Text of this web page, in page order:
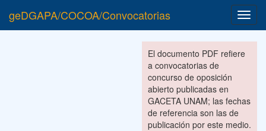
geDGAPA/COCOA/Convocatorias
El documento PDF refiere
a convocatorias de
concurso de oposición
abierto publicadas en
GACETA UNAM; las fechas
de referencia son las de
publicación por este medio.